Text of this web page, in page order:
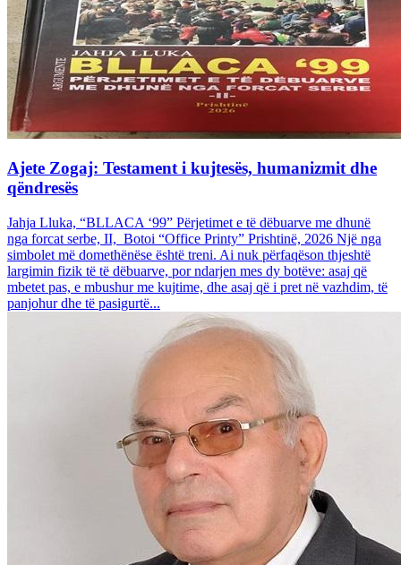
Ajete Zogaj: Testament i kujtesës, humanizmit dhe
qëndresës
Jahja Lluka, “BLLACA ‘99” Përjetimet e të dëbuarve me dhunë
nga forcat serbe, II, Botoi “Office Printy” Prishtinë, 2026 Një nga
simbolet më domethënëse është treni. Ai nuk përfaqëson thjeshtë
largimin fizik të të dëbuarve, por ndarjen mes dy botëve: asaj që
mbetet pas, e mbushur me kujtime, dhe asaj që i pret në vazhdim, të
panjohur dhe të pasigurtë...